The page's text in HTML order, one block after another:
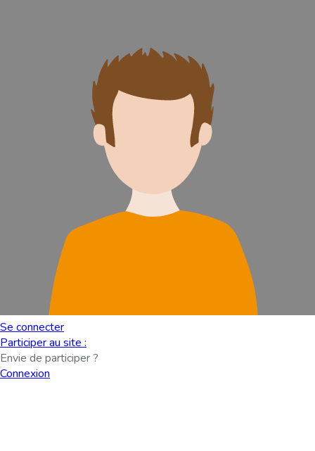
Se connecter
Participer au site :
Envie de participer ?
Connexion